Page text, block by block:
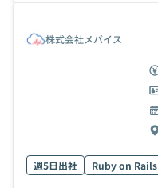
株式会社メバイス
週5日出社 Ruby on Rails